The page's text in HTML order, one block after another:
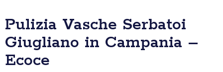
Pulizia Vasche Serbatoi
Giugliano in Campania –
Ecoce